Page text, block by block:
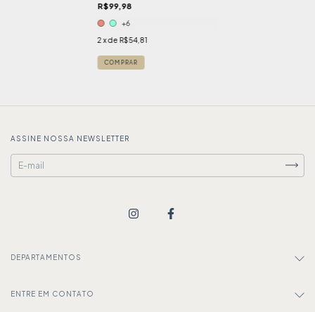
R$99,98
+6
2 x de R$54,81
COMPRAR
ASSINE NOSSA NEWSLETTER
DEPARTAMENTOS
ENTRE EM CONTATO